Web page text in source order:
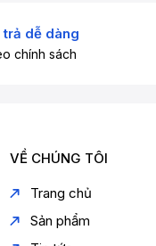
dễ dàng
chính sách
VỀ CHÚNG TÔI
Trang chủ
Sản phẩm